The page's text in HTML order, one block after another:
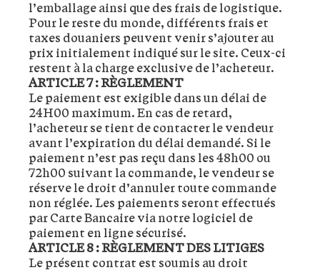
l’emballage ainsi que des frais de logistique.
Pour le reste du monde, différents frais et
taxes douaniers peuvent venir s’ajouter au
prix initialement indiqué sur le site. Ceux-ci
restent à la charge exclusive de l’acheteur.
ARTICLE 7 : RÈGLEMENT
Le paiement est exigible dans un délai de
24H00 maximum. En cas de retard,
l’acheteur se tient de contacter le vendeur
avant l’expiration du délai demandé. Si le
paiement n’est pas reçu dans les 48h00 ou
72h00 suivant la commande, le vendeur se
réserve le droit d’annuler toute commande
non réglée. Les paiements seront effectués
par Carte Bancaire via notre logiciel de
paiement en ligne sécurisé.
ARTICLE 8 : RÈGLEMENT DES LITIGES
Le présent contrat est soumis au droit